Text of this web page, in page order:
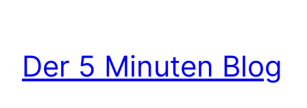
Der 5 Minuten Blog